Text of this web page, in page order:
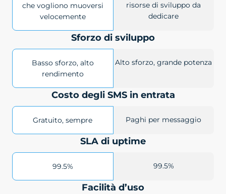
che vogliono muoversi
velocemente
risorse di sviluppo da
dedicare
Sforzo di sviluppo
Basso sforzo, alto
rendimento
Alto sforzo, grande potenza
Costo degli SMS in entrata
Gratuito, sempre Paghi per messaggio
SLA di uptime
99.5% 99.5%
Facilità d’uso